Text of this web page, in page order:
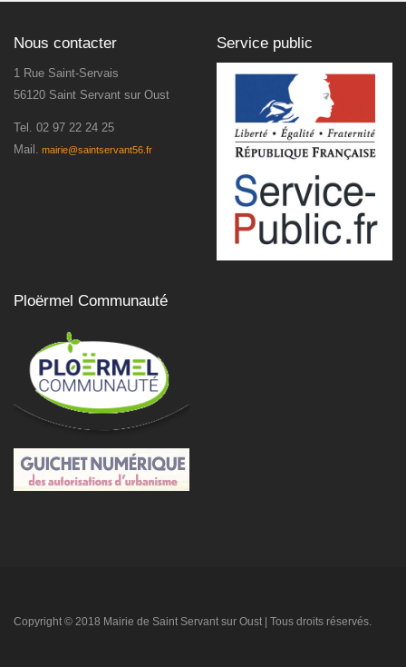
Nous contacter
1 Rue Saint-Servais
56120 Saint Servant sur Oust
Tel. 02 97 22 24 25
Mail. mairie@saintservant56.fr
Service public
Ploërmel Communauté
Copyright © 2018 Mairie de Saint Servant sur Oust | Tous droits réservés.